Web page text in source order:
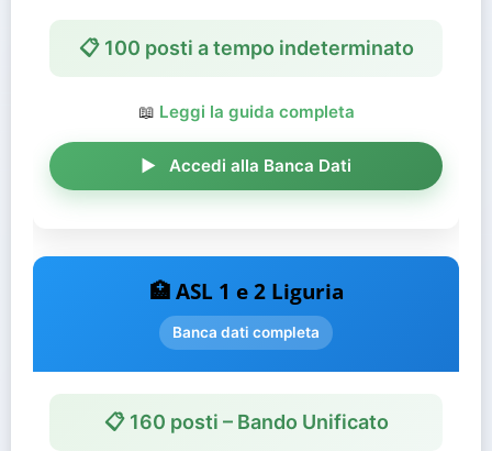
📋 100 posti a tempo indeterminato
📖 Leggi la guida completa
Accedi alla Banca Dati
🏥 ASL 1 e 2 Liguria
Banca dati completa
📋 160 posti – Bando Unificato